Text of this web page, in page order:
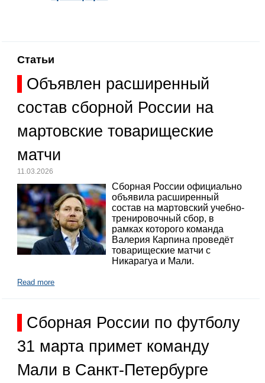
Статьи
Объявлен расширенный
состав сборной России на
мартовские товарищеские
матчи
11.03.2026
Сборная России официально
объявила расширенный
состав на мартовский учебно-
тренировочный сбор, в
рамках которого команда
Валерия Карпина проведёт
товарищеские матчи с
Никарагуа и Мали.
Read more
Сборная России по футболу
31 марта примет команду
Мали в Санкт-Петербурге